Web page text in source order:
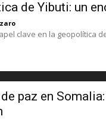
de Yibuti: un
clave en la geopolítica
paz en